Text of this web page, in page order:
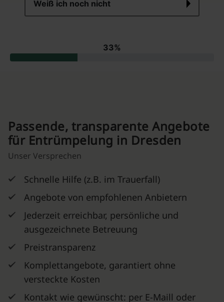
Passende, transparente Angebote
für Entrümpelung in Dresden
Unser Versprechen
Schnelle Hilfe (z.B. im Trauerfall)
Angebote von empfohlenen Anbietern
Jederzeit erreichbar, persönliche und
ausgezeichnete Betreuung
Preistransparenz
Komplettangebote, garantiert ohne
versteckte Kosten
Kontakt wie gewünscht: per E-Maill oder